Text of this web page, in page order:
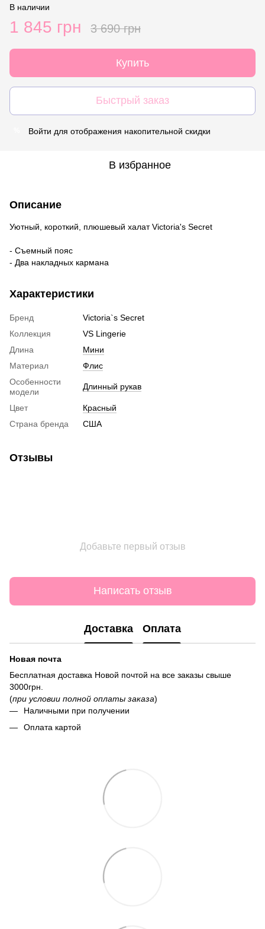
В наличии
1 845 грн 3 690 грн
Купить
Быстрый заказ
Войти для отображения накопительной скидки
В избранное
Описание
Уютный, короткий, плюшевый халат Victoria's Secret
- Съемный пояс
- Два накладных кармана
Характеристики
Бренд
Victoria`s Secret
Коллекция
VS Lingerie
Длина
Мини
Материал
Флис
Особенности
модели
Длинный рукав
Цвет
Красный
Страна бренда
США
Отзывы
Добавьте первый отзыв
Написать отзыв
Доставка Оплата
Новая почта
Бесплатная доставка Новой почтой на все заказы свыше
3000грн.
(при условии полной оплаты заказа)
Наличными при получении
Оплата картой